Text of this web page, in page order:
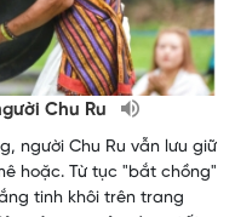
Chu Ru
người Chu Ru vẫn lưu giữ
hoặc. Từ tục "bắt chồng"
tinh khôi trên trang